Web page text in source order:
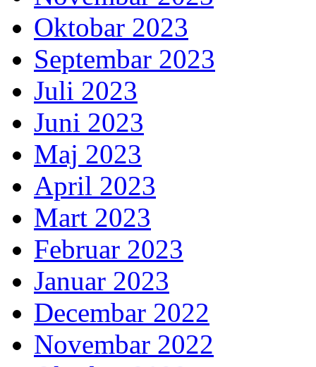
Oktobar 2023
Septembar 2023
Juli 2023
Juni 2023
Maj 2023
April 2023
Mart 2023
Februar 2023
Januar 2023
Decembar 2022
Novembar 2022